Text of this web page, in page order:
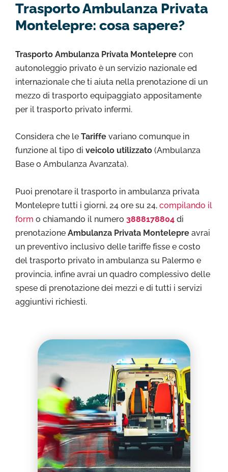
Trasporto Ambulanza Privata
Montelepre: cosa sapere?
Trasporto Ambulanza Privata Montelepre con
autonoleggio privato è un servizio nazionale ed
internazionale che ti aiuta nella prenotazione di un
mezzo di trasporto equipaggiato appositamente
per il trasporto privato infermi.
Considera che le Tariffe variano comunque in
funzione al tipo di veicolo utilizzato (Ambulanza
Base o Ambulanza Avanzata).
Puoi prenotare il trasporto in ambulanza privata
Montelepre tutti i giorni, 24 ore su 24, compilando il
form o chiamando il numero 3888178804 di
prenotazione Ambulanza Privata Montelepre avrai
un preventivo inclusivo delle tariffe fisse e costo
del trasporto privato in ambulanza su Palermo e
provincia, infine avrai un quadro complessivo delle
spese di prenotazione dei mezzi e di tutti i servizi
aggiuntivi richiesti.